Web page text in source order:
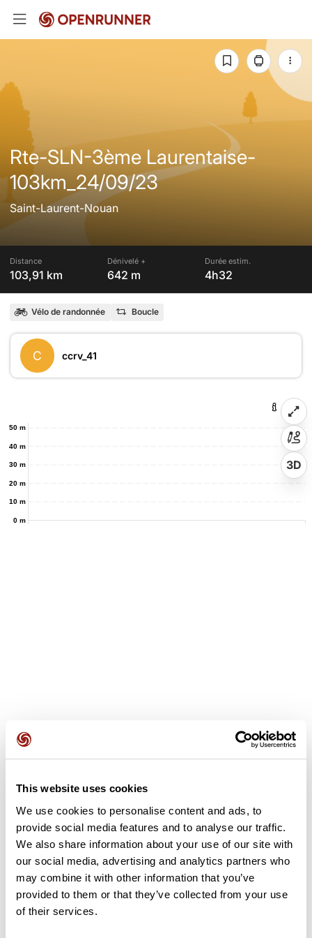
This website uses cookies
We use cookies to personalise content and ads, to
provide social media features and to analyse our traffic.
We also share information about your use of our site with
our social media, advertising and analytics partners who
may combine it with other information that you’ve
provided to them or that they’ve collected from your use
of their services.
Rte-SLN-3ème Laurentaise-
103km_24/09/23
Saint-Laurent-Nouan
Distance
103,91 km
Dénivelé +
642 m
Durée estim.
4h32
Vélo de randonnée Boucle
C ccrv_41
0 m
10 m
20 m
30 m
40 m
50 m
3D
Avis des utilisateurs
Soyez le premier à ajouter un avis !
Ajouter un avis
Résumé